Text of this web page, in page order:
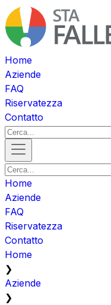
Home
Aziende
FAQ
Riservatezza
Contatto
Home
Aziende
FAQ
Riservatezza
Contatto
Home
❯
Aziende
❯